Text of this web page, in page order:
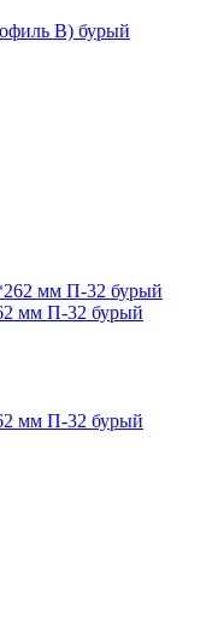
B) бурый
мм П-32 бурый
мм П-32 бурый